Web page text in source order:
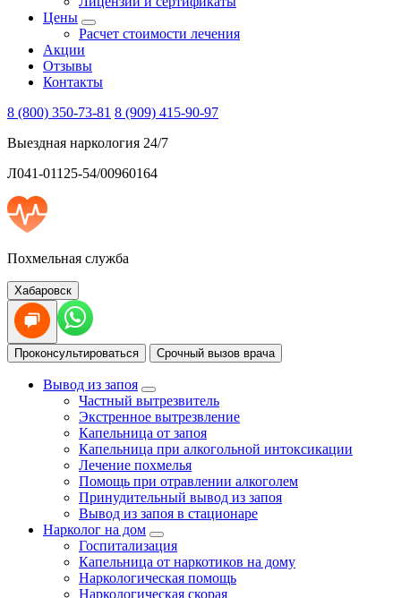
Цены
Расчет стоимости лечения
Акции
Отзывы
Контакты
8 (800) 350-73-81 8 (909) 415-90-97
Выездная наркология 24/7
Л041-01125-54/00960164
Похмельная служба
Хабаровск
Проконсультироваться Срочный вызов врача
Вывод из запоя
Частный вытрезвитель
Экстренное вытрезвление
Капельница от запоя
Капельница при алкогольной интоксикации
Лечение похмелья
Помощь при отравлении алкоголем
Принудительный вывод из запоя
Вывод из запоя в стационаре
Нарколог на дом
Госпитализация
Капельница от наркотиков на дому
Наркологическая помощь
Наркологическая скорая